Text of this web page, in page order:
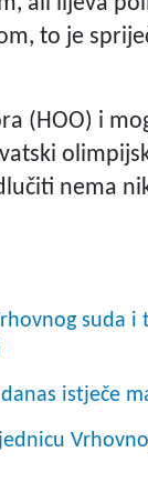
to je
(HOO) i
nema
suda
istječe